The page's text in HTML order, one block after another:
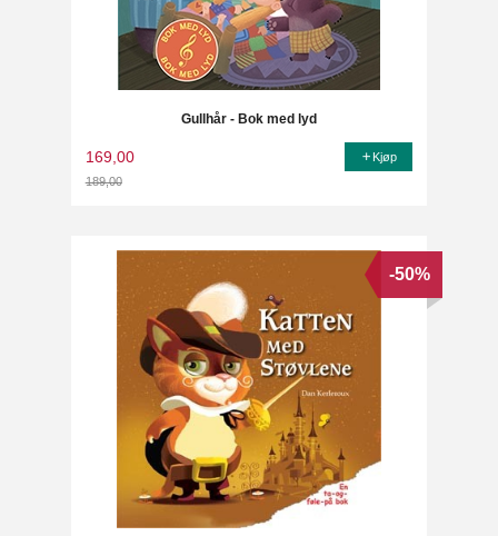
Gullhår - Bok med lyd
169,00
189,00
Kjøp
-50%